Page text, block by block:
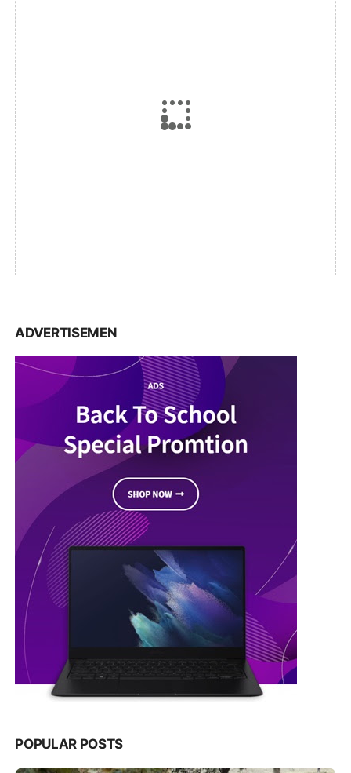
ADVERTISEMEN
POPULAR POSTS